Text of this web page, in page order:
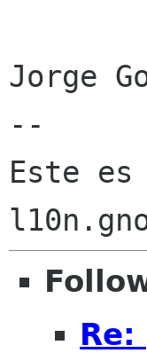
Jorge
--
Este es